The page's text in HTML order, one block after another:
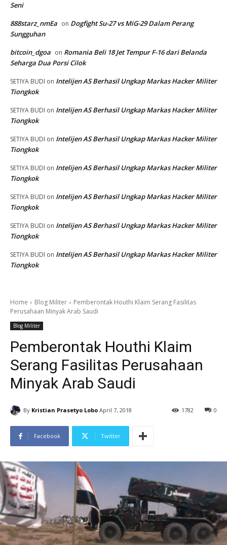
Seni
888starz_nmEa on Dogfight Su-27 vs MiG-29 Dalam Perang
Sungguhan
bitcoin_dgoa on Romania Beli 18 Jet Tempur F-16 dari Belanda
Seharga Dua Porsi Cilok
SETIYA BUDI on Intelijen AS Berhasil Ungkap Markas Hacker Militer
Tiongkok
SETIYA BUDI on Intelijen AS Berhasil Ungkap Markas Hacker Militer
Tiongkok
SETIYA BUDI on Intelijen AS Berhasil Ungkap Markas Hacker Militer
Tiongkok
SETIYA BUDI on Intelijen AS Berhasil Ungkap Markas Hacker Militer
Tiongkok
SETIYA BUDI on Intelijen AS Berhasil Ungkap Markas Hacker Militer
Tiongkok
SETIYA BUDI on Intelijen AS Berhasil Ungkap Markas Hacker Militer
Tiongkok
SETIYA BUDI on Intelijen AS Berhasil Ungkap Markas Hacker Militer
Tiongkok